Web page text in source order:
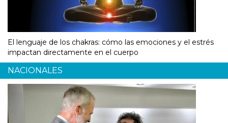
El lenguaje de los chakras: cómo las emociones y el estrés
impactan directamente en el cuerpo
NACIONALES